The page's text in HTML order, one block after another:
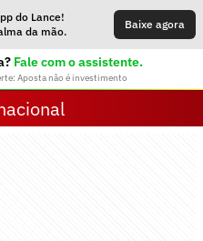
do Lance!
da mão.
Baixe agora
Fale com o assistente.
Aposta não é investimento